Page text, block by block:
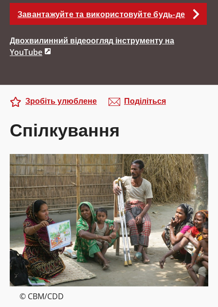
Завантажуйте та використовуйте будь-де
Двохвилинний відеоогляд інструменту на
YouTube
Спілкування
Зробіть улюблене Поділіться
© CBM/CDD